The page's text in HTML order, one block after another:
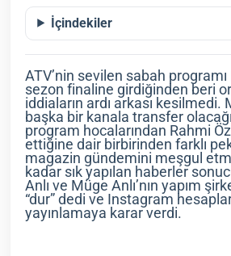
İçindekiler
ATV’nin sevilen sabah programı
sezon finaline girdiğinden beri
iddiaların ardı arkası kesilmedi.
başka bir kanala transfer
program hocalarından Rahmi
ettiğine dair birbirinden farklı
magazin gündemini meşgul
kadar sık yapılan haberler
Anlı ve Müge Anlı’nın yapım
“dur” dedi ve Instagram
yayınlamaya karar verdi.